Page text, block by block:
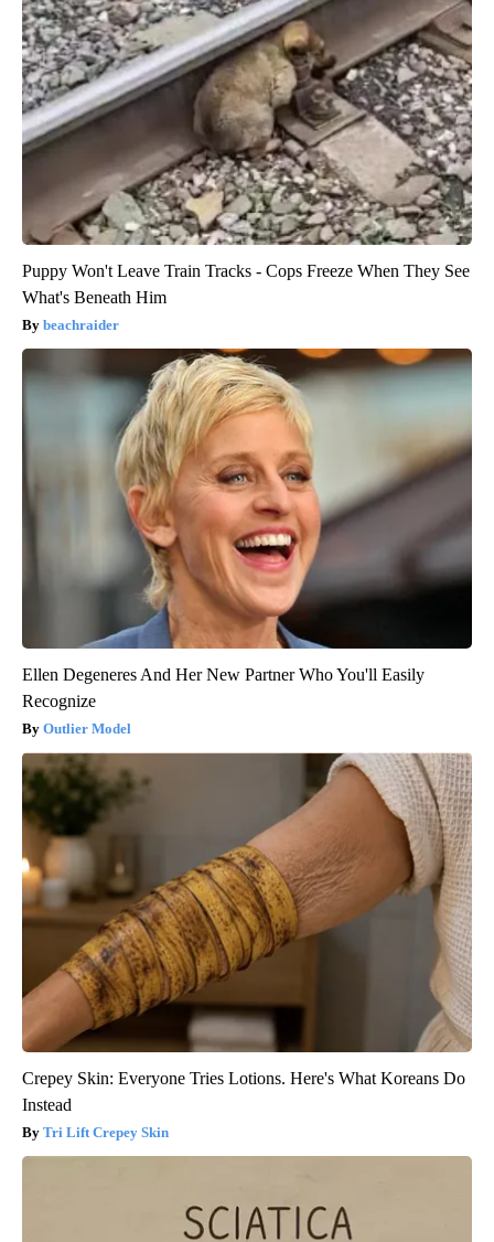
Puppy Won't Leave Train Tracks - Cops Freeze When They See
What's Beneath Him
beachraider
Ellen Degeneres And Her New Partner Who You'll Easily
Recognize
Outlier Model
Crepey Skin: Everyone Tries Lotions. Here's What Koreans Do
Instead
Tri Lift Crepey Skin